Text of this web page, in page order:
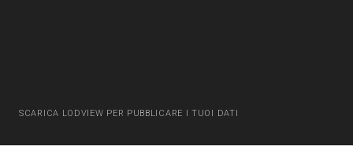
SCARICA LODVIEW PER PUBBLICARE I TUOI DATI